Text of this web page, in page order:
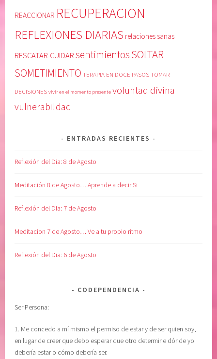
REACCIONAR RECUPERACION
REFLEXIONES DIARIAS relaciones sanas
RESCATAR-CUIDAR sentimientosSOLTAR
SOMETIMIENTO TERAPIA EN DOCE PASOSTOMAR
DECISIONES vivir en el momento presente voluntad divina
vulnerabilidad
ENTRADAS RECIENTES
Reflexión del Dia: 8 de Agosto
Meditación 8 de Agosto… Aprende a decir Si
Reflexión del Dia: 7 de Agosto
Meditacion 7 de Agosto… Ve a tu propio ritmo
Reflexión del Dia: 6 de Agosto
CODEPENDENCIA
Ser Persona:
1. Me concedo a mí mismo el permiso de estar y de ser quien soy,
en lugar de creer que debo esperar que otro determine dónde yo
debería estar o cómo debería ser.